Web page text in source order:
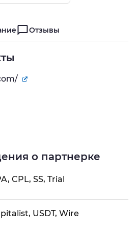
Отзывы
о партнерке
CPL, SS, Trial
USDT, Wire